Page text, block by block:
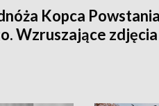
Kopca Powstania
Wzruszające zdjęcia